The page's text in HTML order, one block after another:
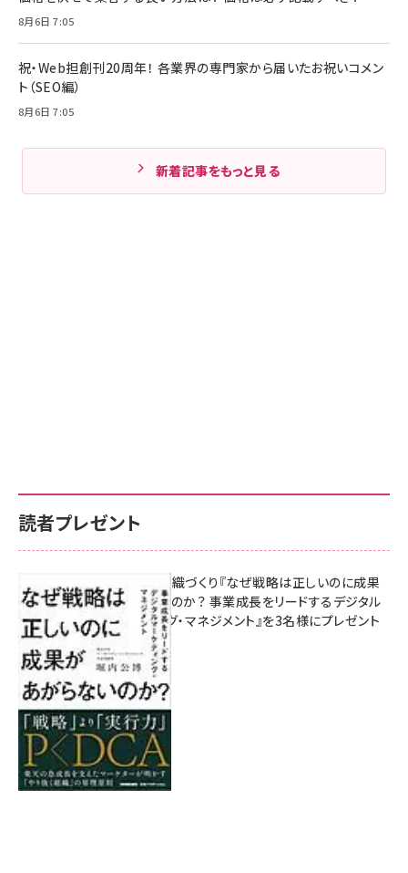
8月6日 7:05
祝・Web担創刊20周年！ 各業界の専門家から届いたお祝いコメン
ト（SEO編）
8月6日 7:05
新着記事をもっと見る
読者プレゼント
成果を生む組織づくり『なぜ戦略は正しいのに成果
があがらないのか？ 事業成長をリードするデジタル
マーケティング・マネジメント』を3名様にプレゼント
8月7日 10:00